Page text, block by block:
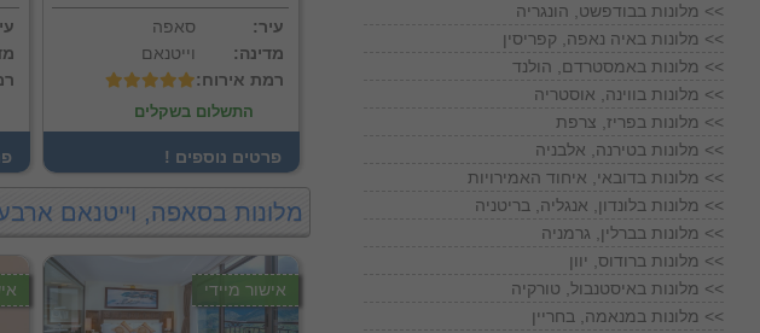
סאפה
:עיר
וייטנאם
:מדינה
:רמת אירוח
התשלום בשקלים
! פרטים נוספים !
מלונות בסאפה, וייטנאם
אישור מיידי
מלונות בבודפשט, הונגריה <<
מלונות באיה נאפה, קפריסין <<
מלונות באמסטרדם, הולנד <<
מלונות בווינה, אוסטריה <<
מלונות בפריז, צרפת <<
מלונות בטירנה, אלבניה <<
מלונות בדובאי, איחוד האמירויות <<
מלונות בלונדון, אנגליה, בריטניה <<
מלונות בברלין, גרמניה <<
מלונות ברודוס, יוון <<
מלונות באיסטנבול, טורקיה <<
מלונות במנאמה, בחריין <<